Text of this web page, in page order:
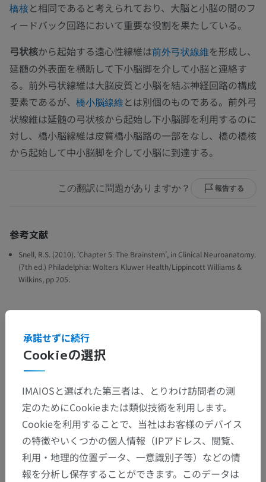
橋核と相同であると考えられており、大脳と小脳の間のフ
ィードバック回路において重要な役割を果たしている。
弓状核から起始する遠心性線維は前外弓状線維を形成し、
延髄の外表面を横断して下小脳脚を介して小脳と連絡す
る。前外弓状線維は大脳皮質と小脳を結ぶ神経回路の構成
要素であるが、 橋小脳線維とは別個のものである。前外弓
状線維は延髄の弓状核から起始し下小脳脚を利用するのに
対し、橋小脳線維は皮質橋小脳路の一部をなし、橋の橋核
から起始して中小脳脚を介して小脳に到達する。
この翻訳に問題がありますか？ 報告する
参考文献
Snell, R.S. (2010). ‘Chapter 5: The Brainstem’, in Clinical Neuroanatomy.
(7th ed.) Philadelphia: Wolters Kluwer Health/Lippincott Williams &
Wilkins, pp.205.
Cookieの選択
承諾せずに続行
IMAIOSと選ばれた第三者は、とりわけ訪問者の測
定のためにCookieまたは類似技術を利用します。
Cookieを利用することで、当社はお客様のデバイス
の特徴やいくつかの個人情報（IPアドレス、閲覧、
利用・地理的位置データ、一意識別子等）などの情
報を分析し保存することができます。このデータは